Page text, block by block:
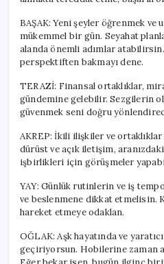
BAŞAK: Yeni şeyler öğrenmek
mükemmel bir gün. Seyahat
alanda önemli adımlar
perspektiften bakmayı dene.
TERAZİ: Finansal ortaklıklar,
gündemine gelebilir. Sezgilerin
güvenmek seni doğru
AKREP: İkili ilişkiler ve
dürüst ve açık iletişim,
işbirlikleri için görüşmeler
YAY: Günlük rutinlerin ve iş
ve beslenmene dikkat etmelisin.
hareket etmeye odaklan.
OĞLAK: Aşk hayatında ve
geçiriyorsun. Hobilerine zaman